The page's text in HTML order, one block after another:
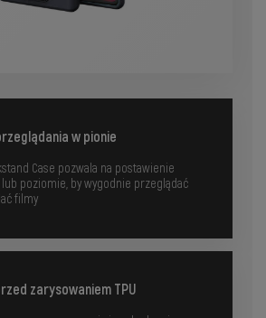
w pionie
Case pozwala na postawienie
poziomie, by wygodnie przeglądać
filmy
zarysowaniem TPU